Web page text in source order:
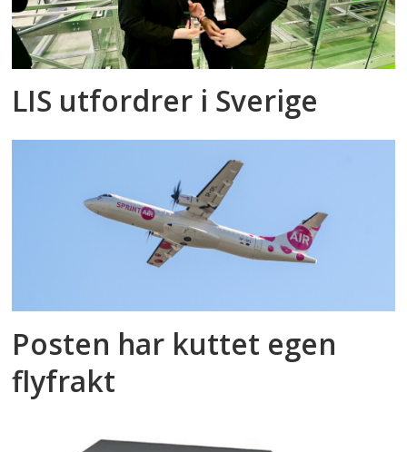
LIS utfordrer i Sverige
Posten har kuttet egen
flyfrakt